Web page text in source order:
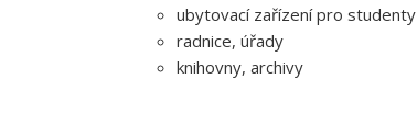
ubytovací zařízení pro studenty
radnice, úřady
knihovny, archivy